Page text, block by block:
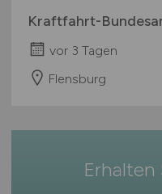
Deutschlandweit
Österreich
Europa
Kraftfahrt-
vor 3 Tagen
Flensburg
Erhalten